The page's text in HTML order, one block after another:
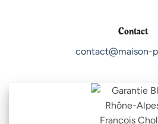
Contact
contact@maison-